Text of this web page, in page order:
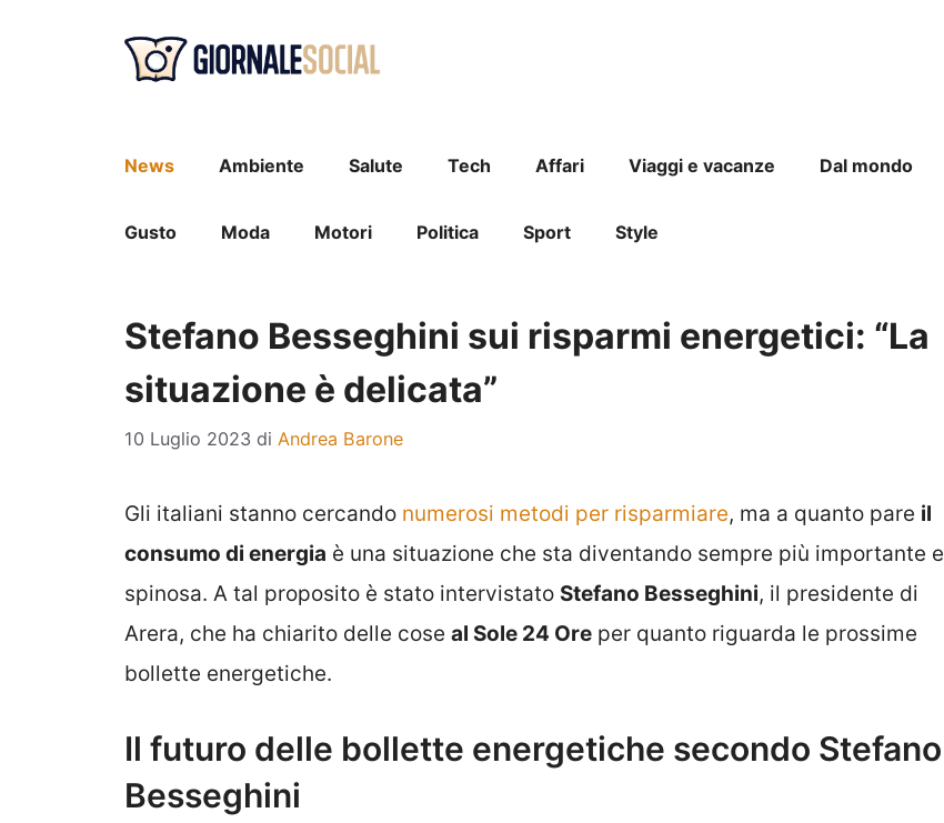
News Ambiente Salute Tech Affari Viaggi e vacanze Dal mondo
Gusto Moda Motori Politica Sport Style
Stefano Besseghini sui risparmi energetici: “La
situazione è delicata”
10 Luglio 2023 di Andrea Barone
Gli italiani stanno cercando numerosi metodi per risparmiare, ma a quanto pare il
consumo di energia è una situazione che sta diventando sempre più importante e
spinosa. A tal proposito è stato intervistato Stefano Besseghini, il presidente di
Arera, che ha chiarito delle cose al Sole 24 Ore per quanto riguarda le prossime
bollette energetiche.
Il futuro delle bollette energetiche secondo Stefano
Besseghini